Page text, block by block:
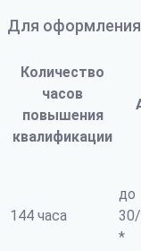
Для оформления
Количество
часов
повышения
квалификации
144 часа
до
*